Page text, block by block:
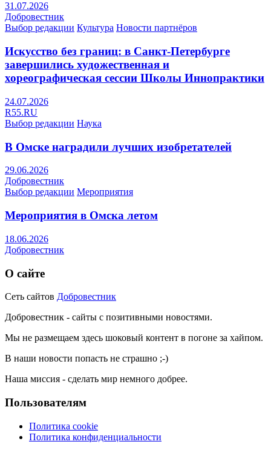
31.07.2026
Добровестник
Выбор редакции Культура Новости партнёров
Искусство без границ: в Санкт-Петербурге
завершились художественная и
хореографическая сессии Школы Иннопрактики
24.07.2026
R55.RU
Выбор редакции Наука
В Омске наградили лучших изобретателей
29.06.2026
Добровестник
Выбор редакции Мероприятия
Мероприятия в Омска летом
18.06.2026
Добровестник
О сайте
Сеть сайтов Добровестник
Добровестник - сайты с позитивными новостями.
Мы не размещаем здесь шоковый контент в погоне за хайпом.
В наши новости попасть не страшно ;-)
Наша миссия - сделать мир немного добрее.
Пользователям
Политика cookie
Политика конфиденциальности